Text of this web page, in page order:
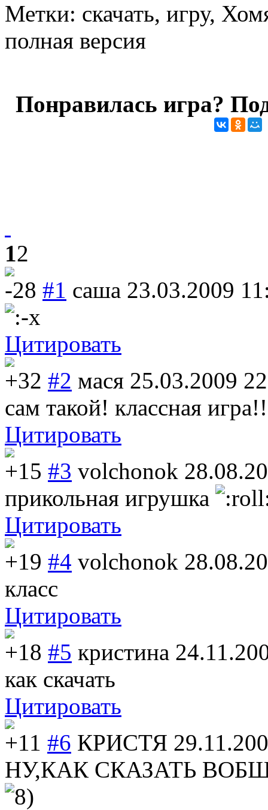
Метки: скачать, игру,
полная версия
Понравилась игра?
12
-28 #1 саша 23.03.2009
Цитировать
+32 #2 мася 25.03.2009
сам такой! классная
Цитировать
+15 #3 volchonok
прикольная игрушка
Цитировать
+19 #4 volchonok
класс
Цитировать
+18 #5 кристина
как скачать
Цитировать
+11 #6 КРИСТЯ
НУ,КАК СКАЗАТЬ